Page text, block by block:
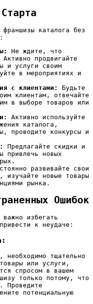
каталога без
Не ждите‚ что
продвигайте
и услуги своим
в мероприятиях и
с клиентами:
Будьте
клиентам‚ отвечайте
в выборе товаров или
Активно используйте
каталога‚
проводите конкурсы и
Предлагайте скидки и
привлечь новых
развивайте свои
изучайте новые товары
рынка.
Ошибок
избегать
к неудаче:
необходимо тщательно
или услуги‚
спросом в вашем
только потому‚ что
Проведите
потенциальную